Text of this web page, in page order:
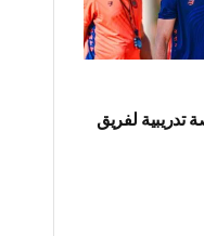
تدريبية لفريق